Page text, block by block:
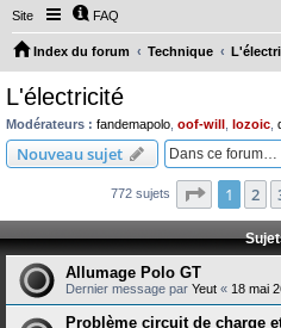
Site FAQ
Index du forum Technique
L'électricité
Modérateurs : fandemapolo oof-will lozoic
Nouveau sujet
772 sujets Page 1
1 2
Allumage Polo GT
Dernier message par Yeut « 18 mai
Problème circuit de charge